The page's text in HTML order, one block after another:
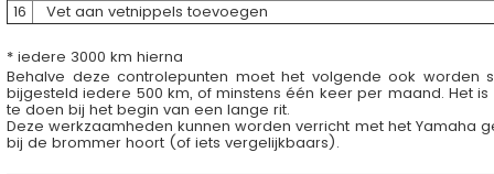
16
Vet aan vetnippels toevoegen
* iedere 3000 km hierna
Behalve deze controlepunten moet het volgende ook worden
bijgesteld iedere 500 km, of minstens één keer per maand. Het
te doen bij het begin van een lange rit.
Deze werkzaamheden kunnen worden verricht met het Yamaha
bij de brommer hoort (of iets vergelijkbaars).